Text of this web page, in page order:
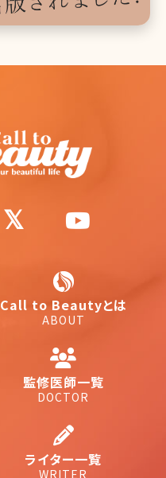
Call to Beautyとは
ABOUT
監修医師一覧
DOCTOR
ライター一覧
WRITER